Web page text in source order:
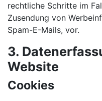
rechtliche Schritte im
Zusendung von
Spam-E-Mails, vor.
3.
Website
Cookies